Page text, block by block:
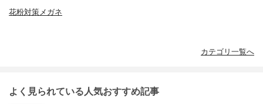
花粉対策メガネ
カテゴリ一覧へ
よく見られている人気おすすめ記事